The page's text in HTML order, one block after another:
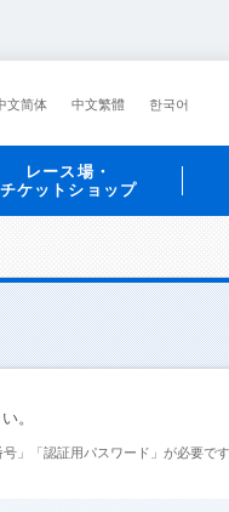
文简体 中文繁體 한국어
レース場・
チケットショップ
。
」「認証用パスワード」が必要です